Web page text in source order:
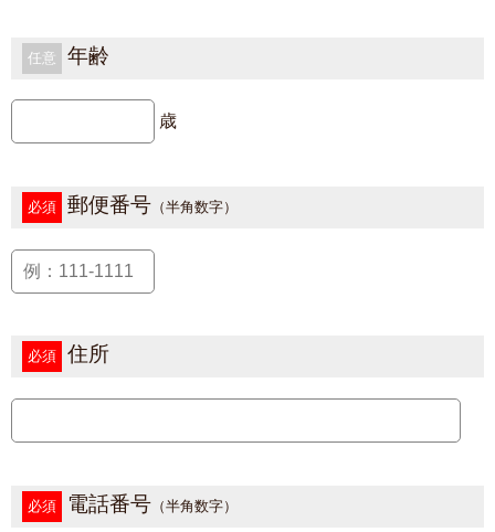
任意 年齢
歳
必須 郵便番号 （半角数字）
必須 住所
必須 電話番号 （半角数字）